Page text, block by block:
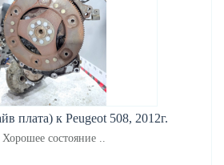
плата) к Peugeot 508, 2012г.
состояние ..